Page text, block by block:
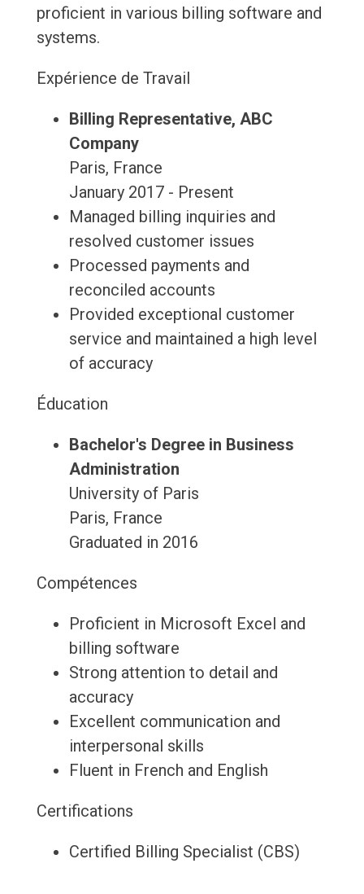
proficient in various billing software and
systems.
Expérience de Travail
Billing Representative, ABC
Company
Paris, France
January 2017 - Present
Managed billing inquiries and
resolved customer issues
Processed payments and
reconciled accounts
Provided exceptional customer
service and maintained a high level
of accuracy
Éducation
Bachelor's Degree in Business
Administration
University of Paris
Paris, France
Graduated in 2016
Compétences
Proficient in Microsoft Excel and
billing software
Strong attention to detail and
accuracy
Excellent communication and
interpersonal skills
Fluent in French and English
Certifications
Certified Billing Specialist (CBS)